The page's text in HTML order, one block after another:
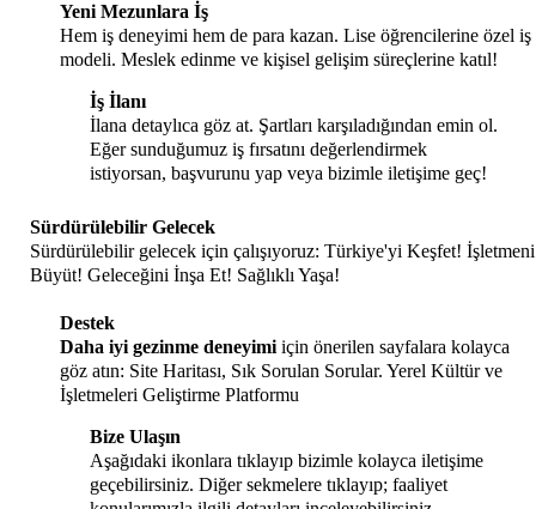
Yeni Mezunlara İş
Hem iş deneyimi hem de para kazan. Lise öğrencilerine özel iş
modeli. Meslek edinme ve kişisel gelişim süreçlerine katıl!
İş İlanı
İlana detaylıca göz at. Şartları karşıladığından emin ol.
Eğer sunduğumuz iş fırsatını değerlendirmek
istiyorsan, başvurunu yap veya bizimle iletişime geç!
Sürdürülebilir Gelecek
Sürdürülebilir gelecek için çalışıyoruz: Türkiye'yi Keşfet! İşletmeni
Büyüt! Geleceğini İnşa Et! Sağlıklı Yaşa!
Destek
Daha iyi gezinme deneyimi için önerilen sayfalara kolayca
göz atın: Site Haritası, Sık Sorulan Sorular. Yerel Kültür ve
İşletmeleri Geliştirme Platformu
Bize Ulaşın
Aşağıdaki ikonlara tıklayıp bizimle kolayca iletişime
geçebilirsiniz. Diğer sekmelere tıklayıp; faaliyet